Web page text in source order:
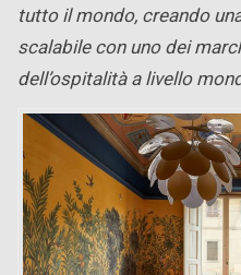
tutto il mondo, creando
scalabile con uno dei
dell’ospitalità a livello